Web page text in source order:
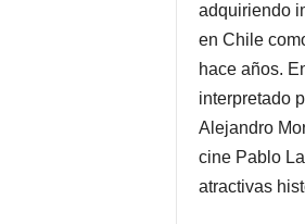
adquiriendo
en Chile
hace años.
interpretado
Alejandro
cine Pablo
atractivas